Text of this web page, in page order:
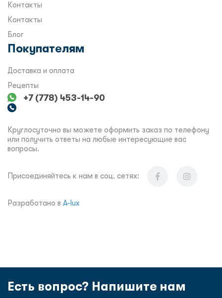
Контакты
Контакты
Блог
Покупателям
Доставка и оплата
Рецепты
+7 (778) 453-14-90
Круглосуточно вы можете оформить заказ по телефону
или получить ответы на любые интересующие вас
вопросы.
Присоединяйтесь к нам в соц. сетях:
Разработано в A-lux
Есть вопрос? Напишите нам